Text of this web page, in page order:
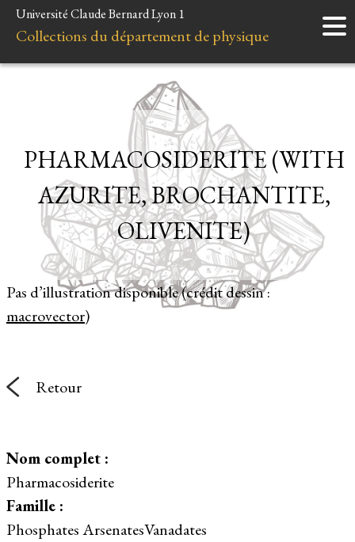
Accueil
Instruments
Liens et ressources
Université Claude Bernard Lyon 1
Collections du département de physique
Pas d’illustration disponible (crédit dessin :
macrovector)
PHARMACOSIDERITE (WITH
AZURITE, BROCHANTITE,
OLIVENITE)
Retour
Nom complet :
Pharmacosiderite
Famille :
Phosphates ArsenatesVanadates